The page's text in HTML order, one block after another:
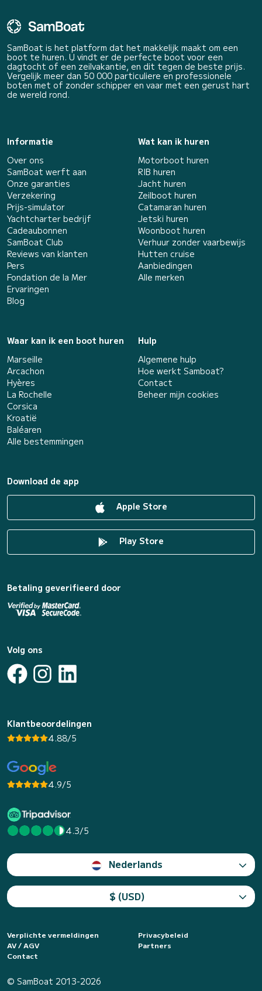
SamBoat is het platform dat het makkelijk maakt om een
boot te huren. U vindt er de perfecte boot voor een
dagtocht of een zeilvakantie, en dit tegen de beste prijs.
Vergelijk meer dan 50 000 particuliere en professionele
boten met of zonder schipper en vaar met een gerust hart
de wereld rond.
Informatie
Over ons
SamBoat werft aan
Onze garanties
Verzekering
Prijs-simulator
Yachtcharter bedrijf
Cadeaubonnen
SamBoat Club
Reviews van klanten
Pers
Fondation de la Mer
Ervaringen
Blog
Wat kan ik huren
Motorboot huren
RIB huren
Jacht huren
Zeilboot huren
Catamaran huren
Jetski huren
Woonboot huren
Verhuur zonder vaarbewijs
Hutten cruise
Aanbiedingen
Alle merken
Waar kan ik een boot huren
Marseille
Arcachon
Hyères
La Rochelle
Corsica
Kroatië
Baléaren
Alle bestemmingen
Hulp
Algemene hulp
Hoe werkt Samboat?
Contact
Beheer mijn cookies
Download de app
Apple Store
Play Store
Betaling geverifieerd door
Volg ons
Klantbeoordelingen
4.88/5
4.9/5
4.3/5
Nederlands
$ (USD)
Verplichte vermeldingen
Privacybeleid
AV / AGV
Partners
Contact
© SamBoat 2013-2026